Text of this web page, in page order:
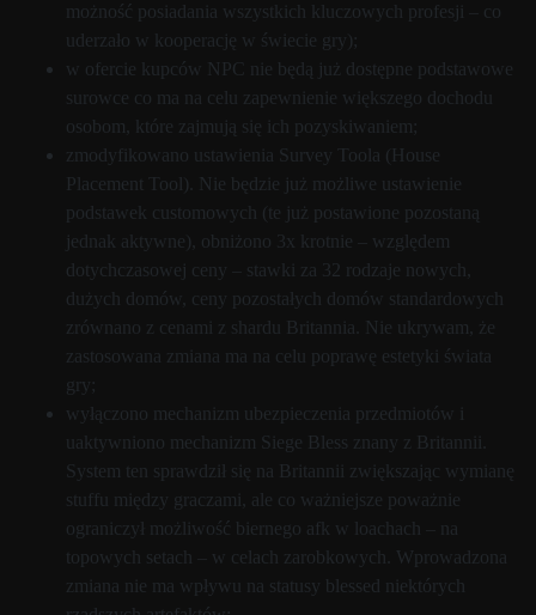
możność posiadania wszystkich kluczowych profesji – co
uderzało w kooperację w świecie gry);
w ofercie kupców NPC nie będą już dostępne podstawowe
surowce co ma na celu zapewnienie większego dochodu
osobom, które zajmują się ich pozyskiwaniem;
zmodyfikowano ustawienia Survey Toola (House
Placement Tool). Nie będzie już możliwe ustawienie
podstawek customowych (te już postawione pozostaną
jednak aktywne), obniżono 3x krotnie – względem
dotychczasowej ceny – stawki za 32 rodzaje nowych,
dużych domów, ceny pozostałych domów standardowych
zrównano z cenami z shardu Britannia. Nie ukrywam, że
zastosowana zmiana ma na celu poprawę estetyki świata
gry;
wyłączono mechanizm ubezpieczenia przedmiotów i
uaktywniono mechanizm Siege Bless znany z Britannii.
System ten sprawdził się na Britannii zwiększając wymianę
stuffu między graczami, ale co ważniejsze poważnie
ograniczył możliwość biernego afk w loachach – na
topowych setach – w celach zarobkowych. Wprowadzona
zmiana nie ma wpływu na statusy blessed niektórych